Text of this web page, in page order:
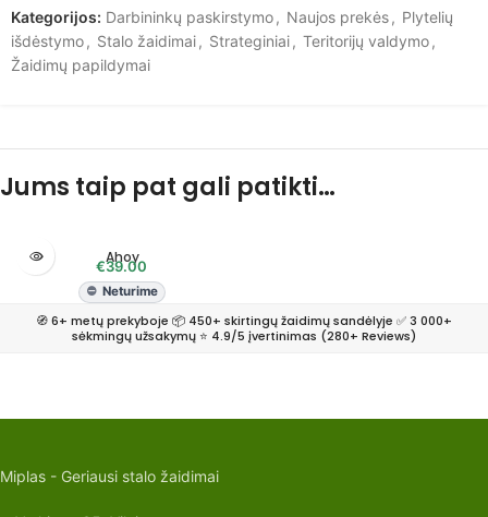
Kategorijos: Darbininkų paskirstymo, Naujos prekės, Plytelių
išdėstymo, Stalo žaidimai, Strateginiai, Teritorijų valdymo,
Žaidimų papildymai
Jums taip pat gali patikti…
Ahoy
€39.00
Neturime
🧭 6+ metų prekyboje 📦 450+ skirtingų žaidimų sandėlyje ✅ 3 000+
sėkmingų užsakymų ⭐ 4.9/5 įvertinimas (280+ Reviews)
Miplas - Geriausi stalo žaidimai